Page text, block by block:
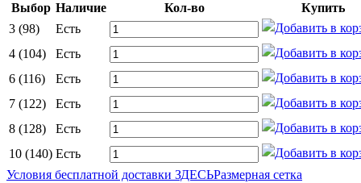
Выбор Наличие Кол-во
Купить
3 (98)
Есть
4 (104)
Есть
6 (116)
Есть
7 (122)
Есть
8 (128)
Есть
10 (140) Есть
Условия бесплатной доставки ЗДЕСЬРазмерная сетка